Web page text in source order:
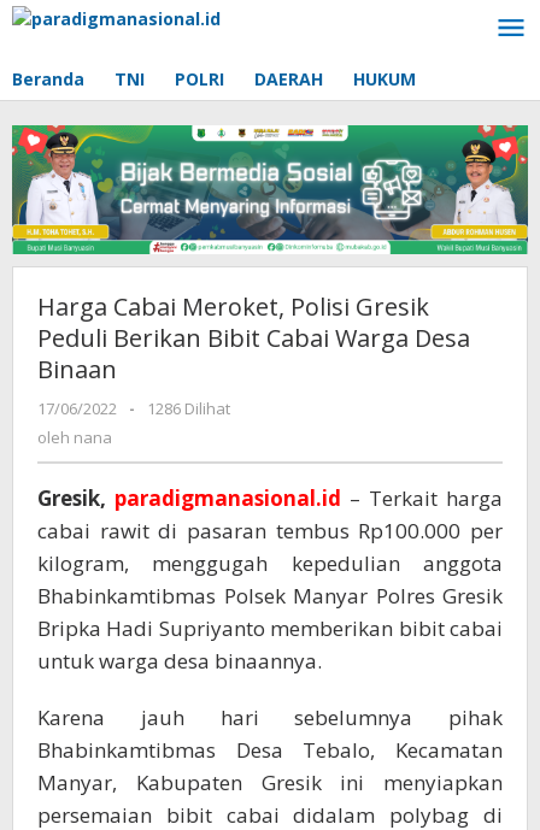
Lewati
Beranda TNI POLRI DAERAH HUKUM
Harga Cabai Meroket, Polisi Gresik
Peduli Berikan Bibit Cabai Warga Desa
Binaan
17/06/2022
oleh
-
1286 Dilihat
oleh nana
Gresik, paradigmanasional.id – Terkait harga
cabai rawit di pasaran tembus Rp100.000 per
kilogram, menggugah kepedulian anggota
Bhabinkamtibmas Polsek Manyar Polres Gresik
Bripka Hadi Supriyanto memberikan bibit cabai
untuk warga desa binaannya.
Karena jauh hari sebelumnya pihak
Bhabinkamtibmas Desa Tebalo, Kecamatan
Manyar, Kabupaten Gresik ini menyiapkan
persemaian bibit cabai didalam polybag di